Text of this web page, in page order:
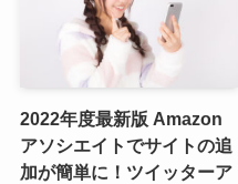
2022年度最新版 Amazon
アソシエイトでサイトの追
加が簡単に！ツイッターア